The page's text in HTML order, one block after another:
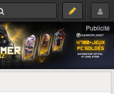
Publicité